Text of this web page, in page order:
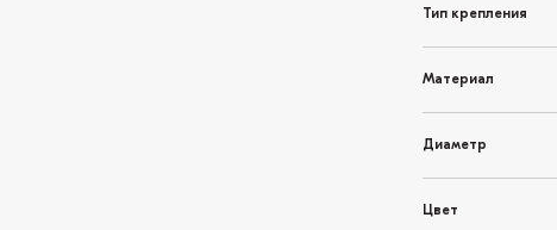
Тип крепления
Материал
Диаметр
Цвет